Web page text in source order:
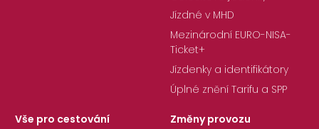
Jízdné v MHD
Mezinárodní EURO-NISA-
Ticket+
Jízdenky a identifikátory
Úplné znění Tarifu a SPP
Vše pro cestování
Změny provozu